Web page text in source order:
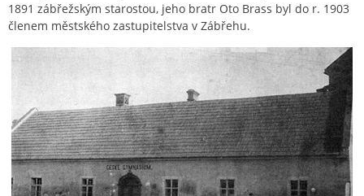
1891 zábřežským starostou, jeho bratr Oto Brass byl do r. 1903
členem městského zastupitelstva v Zábřehu.